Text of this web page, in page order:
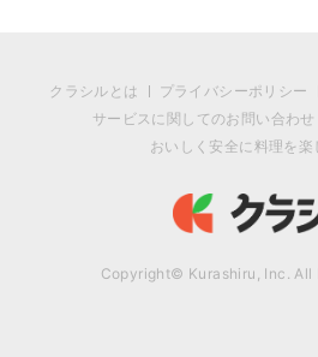
クラシルとは プライバシーポリシー
サービスに関してのお問い合わせ
おいしく安全に料理を楽
Copyright© Kurashiru, Inc. All